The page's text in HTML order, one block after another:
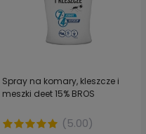
Spray na komary, kleszcze i
meszki deet 15% BROS
(5.00)